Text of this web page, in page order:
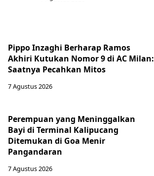
Pippo Inzaghi Berharap Ramos
Akhiri Kutukan Nomor 9 di AC Milan:
Saatnya Pecahkan Mitos
7 Agustus 2026
Perempuan yang Meninggalkan
Bayi di Terminal Kalipucang
Ditemukan di Goa Menir
Pangandaran
7 Agustus 2026